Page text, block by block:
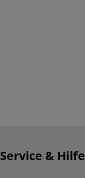
Service & Hilfe